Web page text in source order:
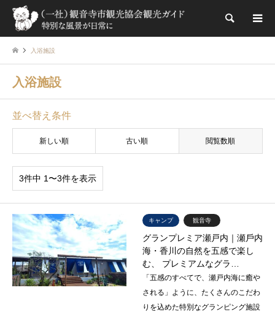
検索
入浴施設
入浴施設
並べ替え条件
新しい順 古い順 閲覧数順
3件中 1〜3件を表示
キャンプ 観音寺
グランプレミア瀬戸内｜瀬⼾内
海・⾹川の⾃然を五感で楽し
む、 プレミアムなグラ…
「五感のすべてで、瀬戸内海に癒や
される」ように、たくさんのこだわ
りを込めた特別なグランピング施設